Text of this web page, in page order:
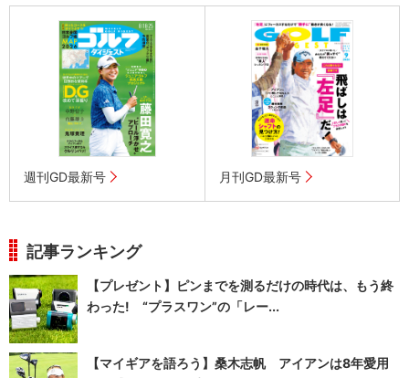
週刊GD最新号 月刊GD最新号
記事ランキング
【プレゼント】ピンまでを測るだけの時代は、もう終
わった! “プラスワン”の「レー...
【マイギアを語ろう】桑木志帆 アイアンは8年愛用